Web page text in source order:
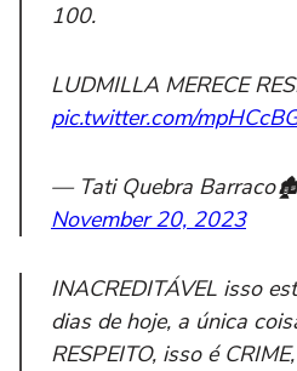
100.
LUDMILLA MERECE
pic.twitter.com/
— Tati Quebra
November 20, 2023
INACREDITÁVEL isso
dias de hoje, a única
RESPEITO, isso é